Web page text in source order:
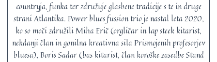
countryja, funka ter združuje glasbene tradicije s te in druge
strani Atlantika. Power blues fussion trio je nastal leta 2020,
ko so moči združili Miha Erič (orgličar in lap steek kitarist,
nekdanji član in gonilna kreativna sila Prismojenih profesorjev
bluesa), Boris Sadar (bas kitarist, član koroške zasedbe Stand